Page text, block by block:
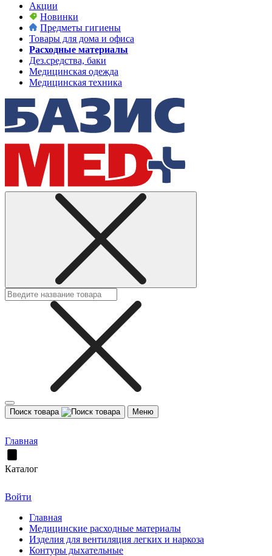
Акции
Новинки
Предметы гигиены
Товары для дома и офиса
Расходные материалы
Дез.средства, баки
Медицинская одежда
Медицинская техника
Поиск товара Меню
Главная
Каталог
Войти
Главная
Медицинские расходные материалы
Изделия для вентиляция легких и наркоза
Контуры дыхательные